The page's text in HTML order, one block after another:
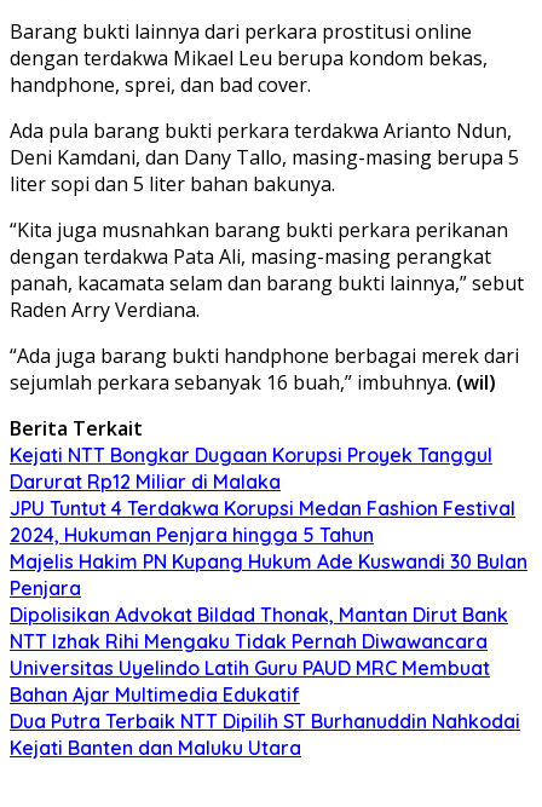
Barang bukti lainnya dari perkara prostitusi online
dengan terdakwa Mikael Leu berupa kondom bekas,
handphone, sprei, dan bad cover.
Ada pula barang bukti perkara terdakwa Arianto Ndun,
Deni Kamdani, dan Dany Tallo, masing-masing berupa 5
liter sopi dan 5 liter bahan bakunya.
“Kita juga musnahkan barang bukti perkara perikanan
dengan terdakwa Pata Ali, masing-masing perangkat
panah, kacamata selam dan barang bukti lainnya,” sebut
Raden Arry Verdiana.
“Ada juga barang bukti handphone berbagai merek dari
sejumlah perkara sebanyak 16 buah,” imbuhnya. (wil)
Berita Terkait
Kejati NTT Bongkar Dugaan Korupsi Proyek Tanggul
Darurat Rp12 Miliar di Malaka
JPU Tuntut 4 Terdakwa Korupsi Medan Fashion Festival
2024, Hukuman Penjara hingga 5 Tahun
Majelis Hakim PN Kupang Hukum Ade Kuswandi 30 Bulan
Penjara
Dipolisikan Advokat Bildad Thonak, Mantan Dirut Bank
NTT Izhak Rihi Mengaku Tidak Pernah Diwawancara
Universitas Uyelindo Latih Guru PAUD MRC Membuat
Bahan Ajar Multimedia Edukatif
Dua Putra Terbaik NTT Dipilih ST Burhanuddin Nahkodai
Kejati Banten dan Maluku Utara